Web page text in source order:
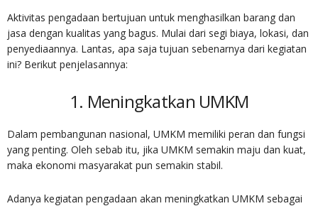
Aktivitas pengadaan bertujuan untuk menghasilkan barang dan
jasa dengan kualitas yang bagus. Mulai dari segi biaya, lokasi, dan
penyediaannya. Lantas, apa saja tujuan sebenarnya dari kegiatan
ini? Berikut penjelasannya:
1. Meningkatkan UMKM
Dalam pembangunan nasional, UMKM memiliki peran dan fungsi
yang penting. Oleh sebab itu, jika UMKM semakin maju dan kuat,
maka ekonomi masyarakat pun semakin stabil.
Adanya kegiatan pengadaan akan meningkatkan UMKM sebagai